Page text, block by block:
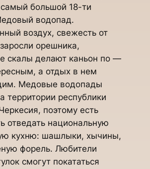
большой 18-ти
водопад.
воздух, свежесть от
орешника,
скалы делают каньон по —
а отдых в нем
Медовые водопады
территории республики
поэтому есть
отведать национальную
кухню: шашлыки, хычины,
форель. Любители
смогут покататься